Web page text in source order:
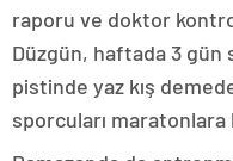
raporu ve doktor
Düzgün, haftada 3
pistinde yaz kış
sporcuları maratonlara